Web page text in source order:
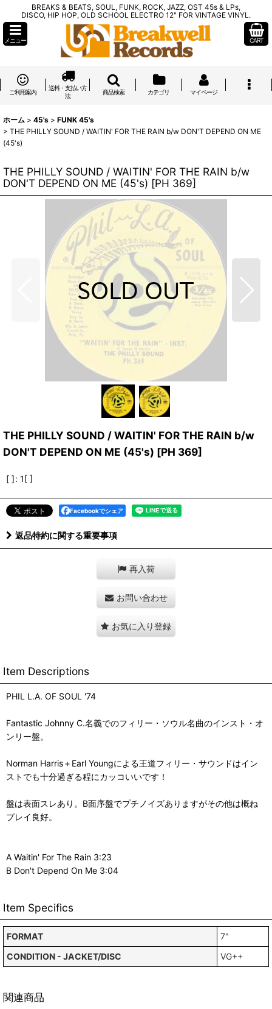
BREAKS & BEATS, SOUL, FUNK, ROCK, JAZZ, OST 45s & LPs,
DISCO, HIP HOP, OLD SCHOOL ELECTRO 12" FOR VINTAGE VINYL.
メニュー CART
ご利用案内
送料・支払い方
法
商品検索 カテゴリ マイページ
ホーム > 45's > FUNK 45's
> THE PHILLY SOUND / WAITIN' FOR THE RAIN b/w DON'T DEPEND ON ME
(45's)
THE PHILLY SOUND / WAITIN' FOR THE RAIN b/w
DON'T DEPEND ON ME (45's) [PH 369]
THE PHILLY SOUND / WAITIN' FOR THE RAIN b/w
DON'T DEPEND ON ME (45's) [PH 369]
[ ]: 1[ ]
Facebookでシェア
返品特約に関する重要事項
再入荷
お問い合わせ
お気に入り登録
Item Descriptions
PHIL L.A. OF SOUL '74
Fantastic Johnny C.名義でのフィリー・ソウル名曲のインスト・オ
ンリー盤。
Norman Harris＋Earl Youngによる王道フィリー・サウンドはイン
ストでも十分過ぎる程にカッコいいです！
盤は表面スレあり。B面序盤でプチノイズありますがその他は概ね
プレイ良好。
A Waitin' For The Rain 3:23
B Don't Depend On Me 3:04
Item Specifics
FORMAT
7"
CONDITION - JACKET/DISC
VG++
関連商品